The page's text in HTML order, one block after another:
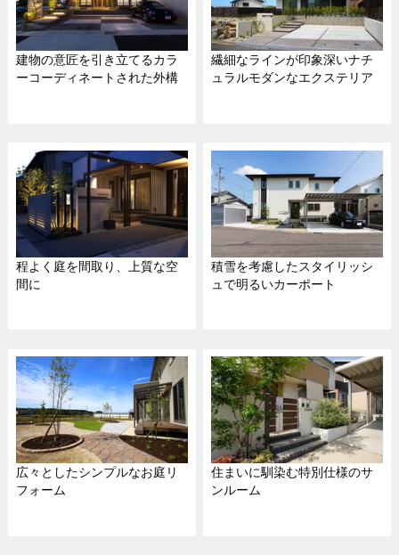
建物の意匠を引き立てるカラ
ーコーディネートされた外構
繊細なラインが印象深いナチ
ュラルモダンなエクステリア
程よく庭を間取り、上質な空
間に
積雪を考慮したスタイリッシ
ュで明るいカーポート
広々としたシンプルなお庭リ
フォーム
住まいに馴染む特別仕様のサ
ンルーム